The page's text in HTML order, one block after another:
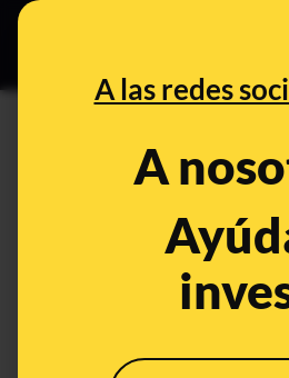
A las redes
A
Es falso que
"carne tóxica"
Jan 25, 2022, 9:47:51 AM